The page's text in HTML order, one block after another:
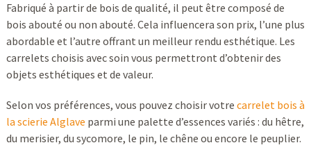
Fabriqué à partir de bois de qualité, il peut être composé de
bois abouté ou non abouté. Cela influencera son prix, l’une plus
abordable et l’autre offrant un meilleur rendu esthétique. Les
carrelets choisis avec soin vous permettront d’obtenir des
objets esthétiques et de valeur.
Selon vos préférences, vous pouvez choisir votre carrelet bois à
la scierie Alglave parmi une palette d’essences variés : du hêtre,
du merisier, du sycomore, le pin, le chêne ou encore le peuplier.